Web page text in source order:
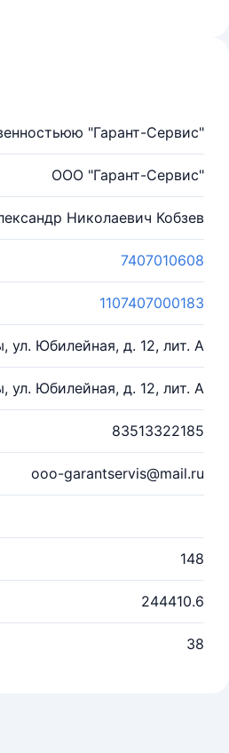
"Гарант-Сервис"
ООО "Гарант-Сервис"
Николаевич Кобзев
7407010608
1107407000183
ул. Юбилейная, д. 12, лит. А
ул. Юбилейная, д. 12, лит. А
83513322185
ooo-garantservis@mail.ru
148
244410.6
38